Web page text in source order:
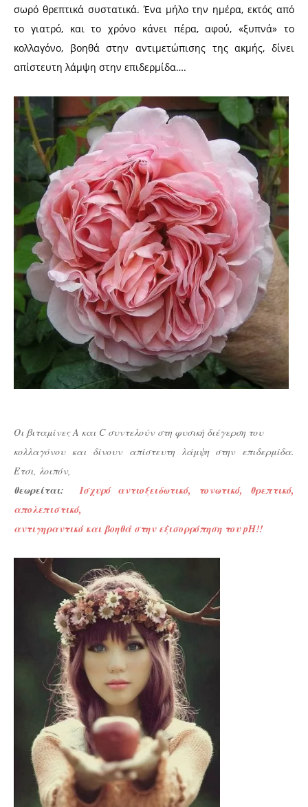
σωρό θρεπτικά συστατικά. Ένα μήλο την ημέρα, εκτός από
το γιατρό, και το χρόνο κάνει πέρα, αφού, «ξυπνά» το
κολλαγόνο, βοηθά στην αντιμετώπισης της ακμής, δίνει
απίστευτη λάμψη στην επιδερμίδα….
Οι βιταμίνες Α και C συντελούν στη φυσική διέγερση του
κολλαγόνου και δίνουν απίστευτη λάμψη στην επιδερμίδα.
Έτσι, λοιπόν,
θεωρείται:Ισχυρό αντιοξειδωτικό, τονωτικό, θρεπτικό,
απολεπιστικό,
αντιγηραντικό και βοηθά στην εξισορρόπηση του pH!!